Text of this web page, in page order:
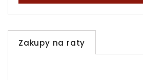
Zakupy na raty